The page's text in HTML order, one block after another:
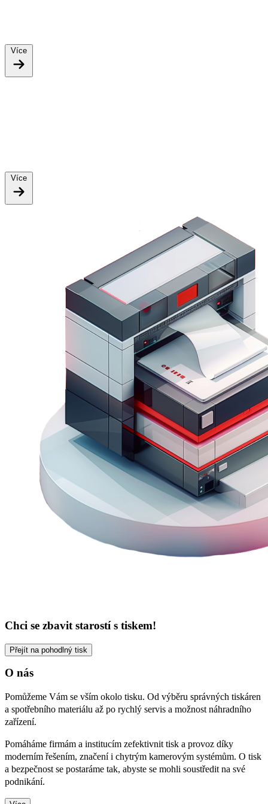
Chci se zbavit starostí s tiskem!
Přejít na pohodlný tisk
O nás
Pomůžeme Vám se vším okolo tisku. Od výběru správných tiskáren
a spotřebního materiálu až po rychlý servis a možnost náhradního
zařízení.
Pomáháme firmám a institucím zefektivnit tisk a provoz díky
moderním řešením, značení i chytrým kamerovým systémům. O tisk
a bezpečnost se postaráme tak, abyste se mohli soustředit na své
podnikání.